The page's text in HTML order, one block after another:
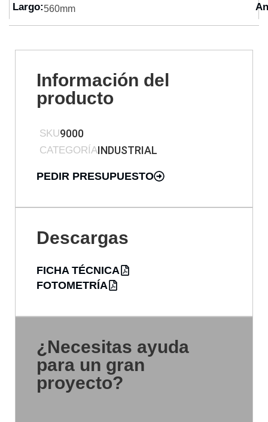
Largo:560mm
Información del
producto
SKU9000
CATEGORÍAINDUSTRIAL
PEDIR PRESUPUESTO
Descargas
FICHA TÉCNICA
FOTOMETRÍA
¿Necesitas ayuda
para un gran
proyecto?